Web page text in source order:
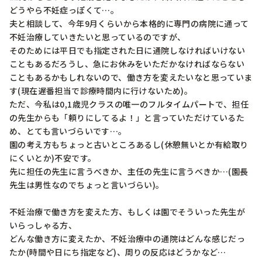
どうやら不妊症っぽくて…。
夫と相談して、今年9月くらいから本格的に専門の病院に通って
不妊治療していきたいと思っているのですが、
そのためには平日でも指定された日に通院しなければいけない
こともあるだろうし、急にお休みをいただかなければならない
こともあるかもしれないので、働き方を変えたいなと思っていま
す(現在遅番担当で診療時間内に行けないため)。
ただ、今私は0,1歳児クラスの唯一のフルタイムパートで、担任
の先生からも「頼りにしてるよ！」と言っていただけているた
め、とても言いづらいです…。
園の考え方もちょっと古いところあるし(休憩無いとか有給取り
にくいとか)不安です。
先に担任の先生に言うべきか、主任の先生に言うべきか…(園長
先生は男性なのでちょっと言いづらい)。
不妊治療で働き方を変えた方、もしくは園でそういった先生が
いらっしゃる方、
どんな働き方に変えたか、不妊治療中の通院はどんな感じだっ
たか(時間や日にち指定など)、周りの反応はどうかなど…